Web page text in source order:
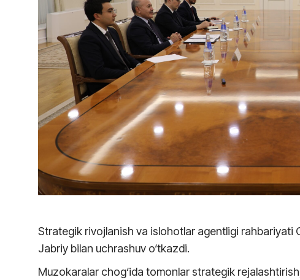
Strategik rivojlanish va islohotlar agentligi rahbariyati
Jabriy bilan uchrashuv o‘tkazdi.
Muzokaralar chog‘ida tomonlar strategik